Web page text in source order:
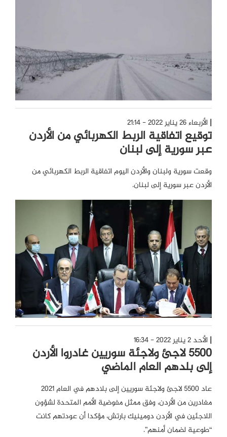
الأربعاء 26 يناير 2022 - 21:14
توقيع اتفاقية الربط الكهربائي من الأردن
عبر سورية إلى لبنان
وقعت سورية ولبنان والأردن اليوم اتفاقية الربط الكهربائي من
الأردن عبر سورية إلى لبنان.
الأحد 2 يناير 2022 - 16:34
5500 لاجئ ولاجئة سوريين غادروا الأردن
إلى بلدهم العام الماضي
عاد 5500 لاجئ ولاجئة سوريين إلى بلادهم في العام 2021
مغادرين من الأردن، وفق ممثل مفوضية الأمم المتحدة لشؤون
اللاجئين في الأردن دومينيك بارتش، مؤكدا أن عودتهم كانت
“طوعية لضمان أمنهم”.